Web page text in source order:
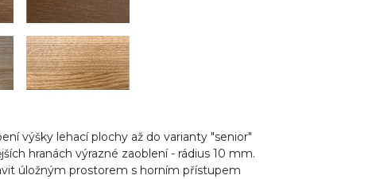
výšky lehací plochy až do varianty "senior"
hranách výrazné zaoblení - rádius 10 mm.
úložným prostorem s horním přístupem